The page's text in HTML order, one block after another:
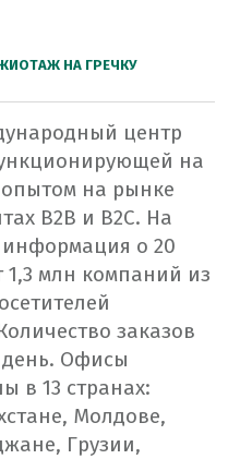
НА ГРЕЧКУ​
центр
на
опытом на рынке
B2B и В2С. На
информация о 20
1,3 млн компаний из
заказов
Офисы
в 13 странах:
Молдове,
Грузии,